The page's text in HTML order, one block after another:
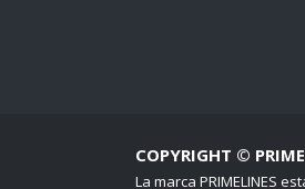
COPYRIGHT ©
La marca PRIMELINES